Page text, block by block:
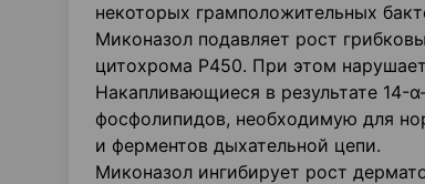
некоторых грамположительных
Миконазол подавляет рост
цитохрома Р450. При этом
Накапливающиеся в результате 14-
фосфолипидов, необходимую для
и ферментов дыхательной цепи.
Миконазол ингибирует рост